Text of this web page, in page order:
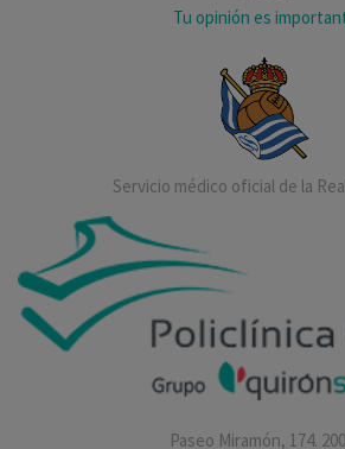
Tu opinión es
Servicio médico oficial de la
Paseo Miramón, 174.